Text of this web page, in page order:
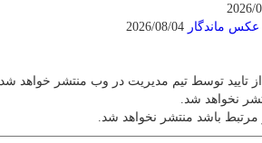
عکس ماندگار
توسط تیم مدیریت در وب منتشر خواهد شد.
نخواهد شد.
مرتبط باشد منتشر نخواهد شد.